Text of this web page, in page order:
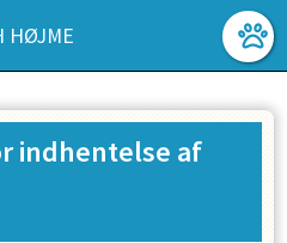
HØJME
indhentelse af